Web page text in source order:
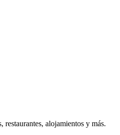
restaurantes, alojamientos y más.